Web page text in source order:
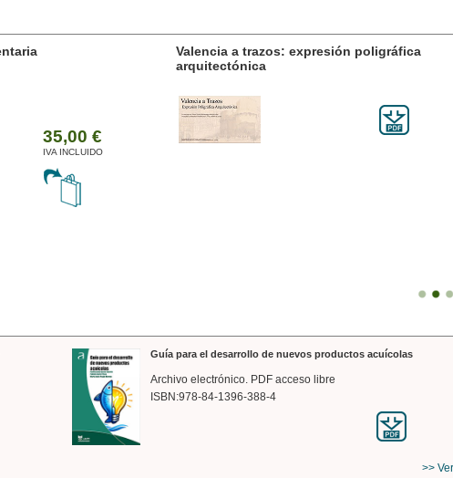
35,00 €
IVA INCLUIDO
Valencia a trazos: expresión poligráfica
arquitectónica
Guía para el desarrollo de nuevos productos acuícolas
Archivo electrónico. PDF acceso libre
ISBN:978-84-1396-388-4
>>